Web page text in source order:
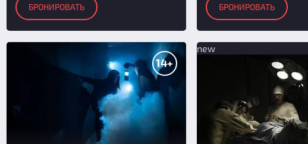
БРОНИРОВАТЬ БРОНИРОВАТЬ
14+
new